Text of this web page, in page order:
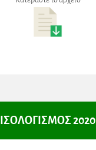
ΙΣΟΛΟΓΙΣΜΟΣ 2020